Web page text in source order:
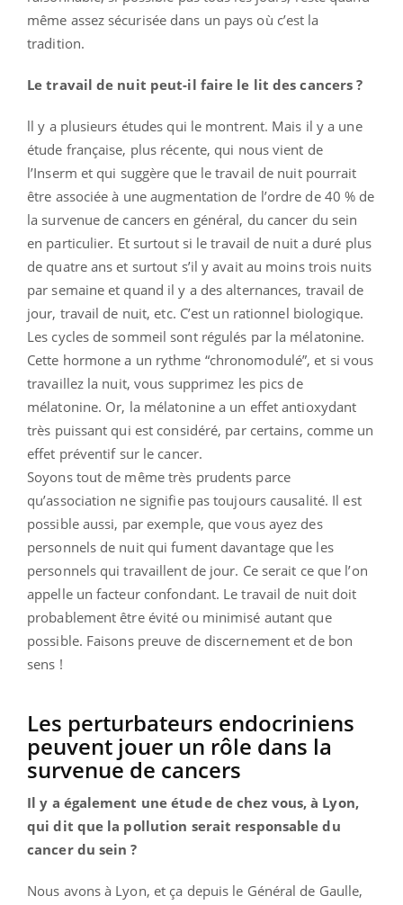
même assez sécurisée dans un pays où c’est la
tradition.
Le travail de nuit peut-il faire le lit des cancers ?
ll y a plusieurs études qui le montrent. Mais il y a une
étude française, plus récente, qui nous vient de
l’Inserm et qui suggère que le travail de nuit pourrait
être associée à une augmentation de l’ordre de 40 % de
la survenue de cancers en général, du cancer du sein
en particulier. Et surtout si le travail de nuit a duré plus
de quatre ans et surtout s’il y avait au moins trois nuits
par semaine et quand il y a des alternances, travail de
jour, travail de nuit, etc. C’est un rationnel biologique.
Les cycles de sommeil sont régulés par la mélatonine.
Cette hormone a un rythme “chronomodulé”, et si vous
travaillez la nuit, vous supprimez les pics de
mélatonine. Or, la mélatonine a un effet antioxydant
très puissant qui est considéré, par certains, comme un
effet préventif sur le cancer.
Soyons tout de même très prudents parce
qu’association ne signifie pas toujours causalité. Il est
possible aussi, par exemple, que vous ayez des
personnels de nuit qui fument davantage que les
personnels qui travaillent de jour. Ce serait ce que l’on
appelle un facteur confondant. Le travail de nuit doit
probablement être évité ou minimisé autant que
possible. Faisons preuve de discernement et de bon
sens !
Les perturbateurs endocriniens
peuvent jouer un rôle dans la
survenue de cancers
Il y a également une étude de chez vous, à Lyon,
qui dit que la pollution serait responsable du
cancer du sein ?
Nous avons à Lyon, et ça depuis le Général de Gaulle,